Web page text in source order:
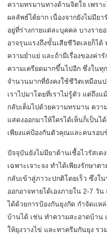
ความทรมานทางด้านจิตใจ เพรา
ผลลัพธ์ได้ยาก เนื่องจากยังไม่มีย
อยู่ที่ร่างกายแต่ละบุคคล บางราย
อาจรุนแรงถึงขั้นเสียชีวิตเลยก็ไ
ความย่ำแย่ และถ้ามีเรื่องของค่า
ความเครียดมากขึ้นไปอีก ซึ่งในทุ
จำนวนมากที่ยังคงใช้ชีวิตเหมือน
เราไปมาโดยที่เราไม่รู้ตัว แต่ถึง
กลับเต็มไปด้วยความทรมาน ควา
แสดงออกมาให้ใครได้เห็นก็เป็นไ
เพียงแค่ป้องกันตัวคุณและคนรอบ
ปัจจุบันยังไม่มียาต้านเชื้อไวรัสเด
เฉพาะเจาะจง ทำได้เพียงรักษาต
กลับเข้าสู่ภาวะปกติโดยเร็ว ซึ่งใ
ออกอาจหายได้เองภายใน 2-7 วั
ได้ด้วยการป้องกันยุงกัด กำจัดแห
บ้านได้ เช่น ทำความสะอาดบ้าน
ให้ยุงวางไข่ และทาครีมกันยุง ร